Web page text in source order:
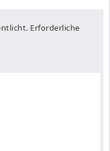
Erforderliche